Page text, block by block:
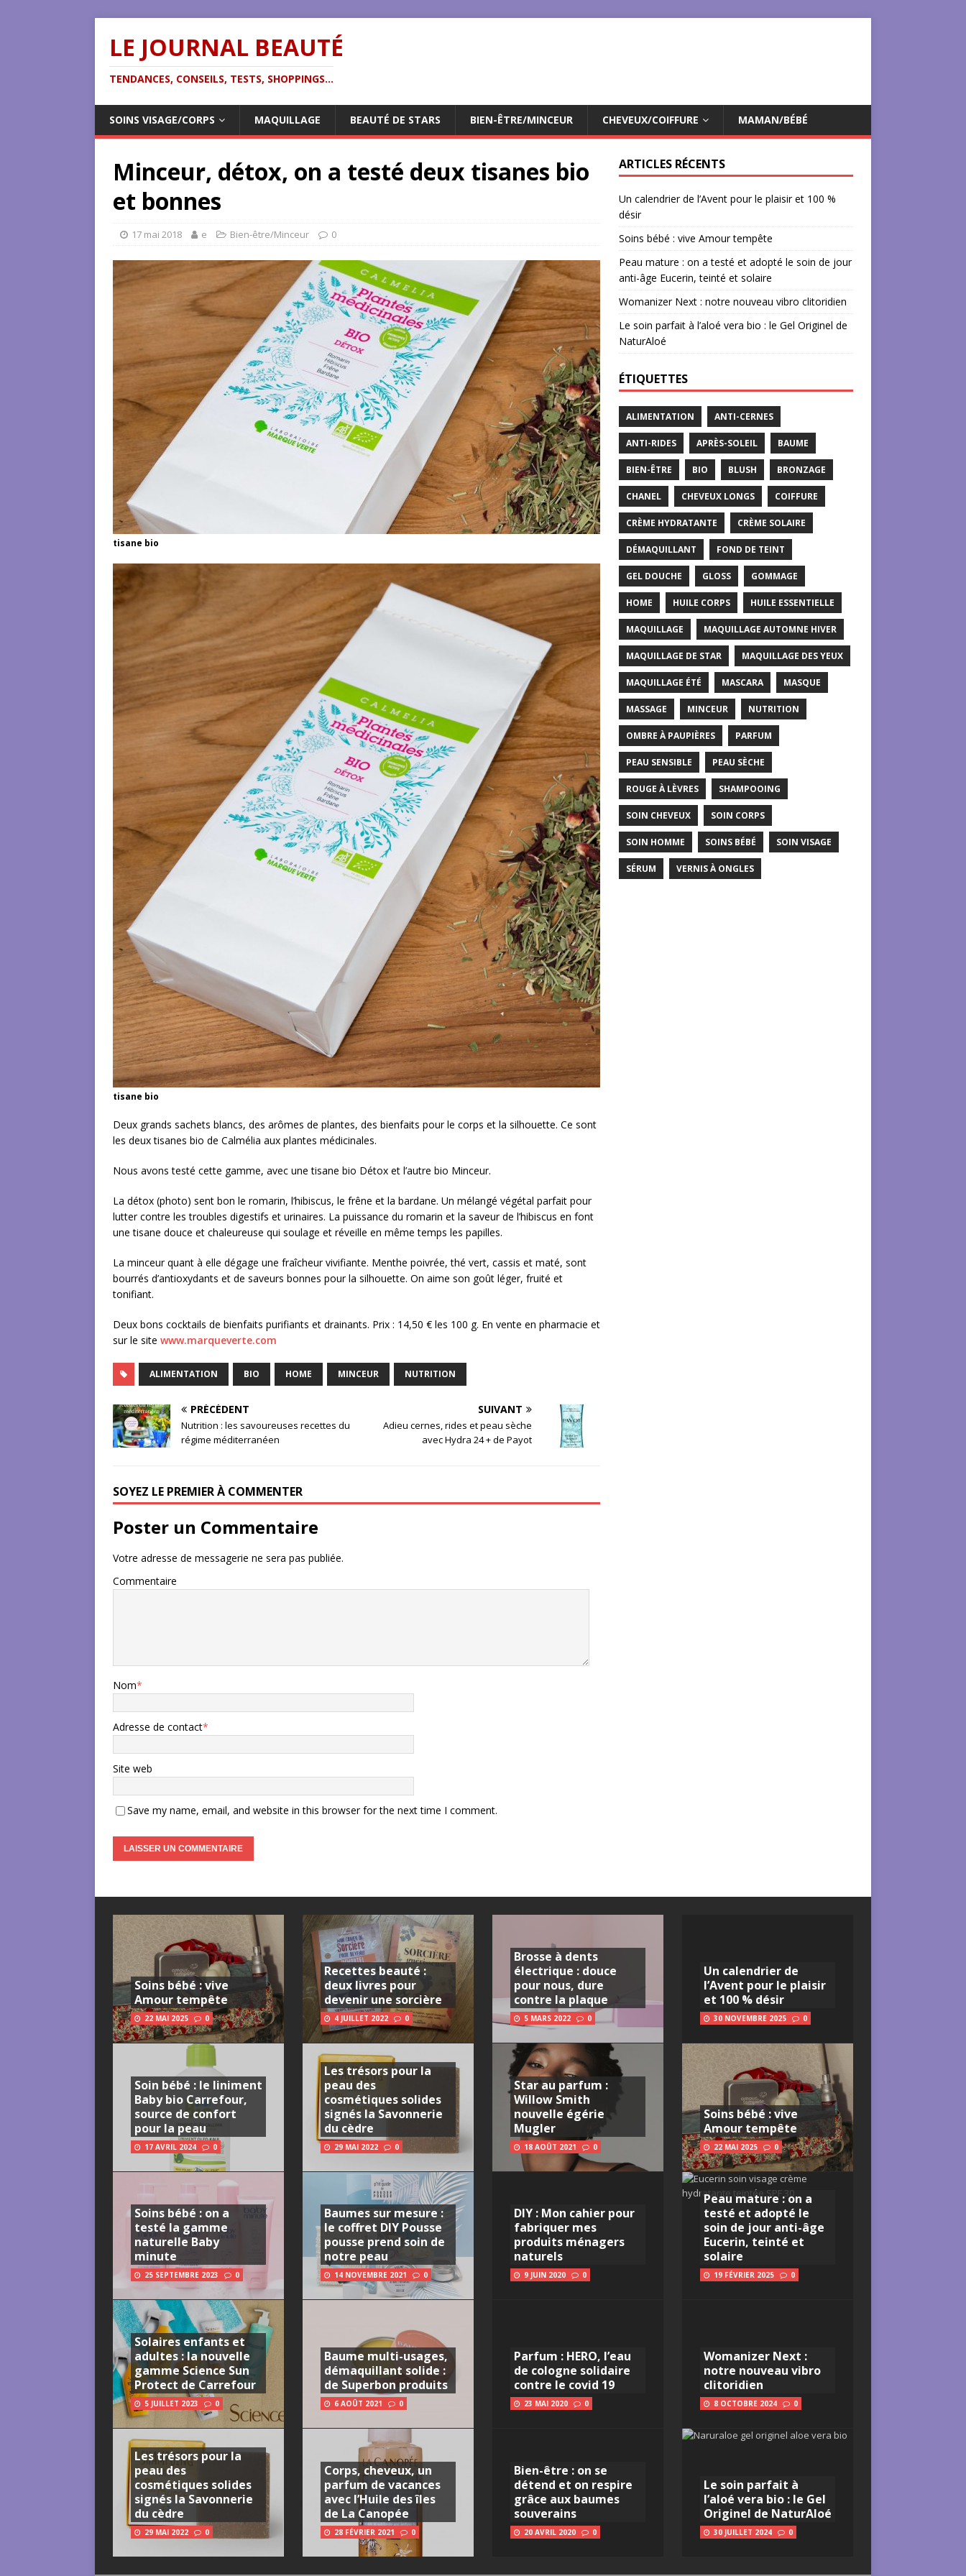
LE JOURNAL BEAUTÉ
TENDANCES, CONSEILS, TESTS, SHOPPINGS...
SOINS VISAGE/CORPS MAQUILLAGE BEAUTÉ DE STARS BIEN-ÊTRE/MINCEUR CHEVEUX/COIFFURE MAMAN/BÉBÉ
Minceur, détox, on a testé deux tisanes bio
et bonnes
17 mai 2018 e Bien-être/Minceur 0
tisane bio
tisane bio
Deux grands sachets blancs, des arômes de plantes, des bienfaits pour le corps et la silhouette. Ce sont
les deux tisanes bio de Calmélia aux plantes médicinales.
Nous avons testé cette gamme, avec une tisane bio Détox et l’autre bio Minceur.
La détox (photo) sent bon le romarin, l’hibiscus, le frêne et la bardane. Un mélangé végétal parfait pour
lutter contre les troubles digestifs et urinaires. La puissance du romarin et la saveur de l’hibiscus en font
une tisane douce et chaleureuse qui soulage et réveille en même temps les papilles.
La minceur quant à elle dégage une fraîcheur vivifiante. Menthe poivrée, thé vert, cassis et maté, sont
bourrés d’antioxydants et de saveurs bonnes pour la silhouette. On aime son goût léger, fruité et
tonifiant.
Deux bons cocktails de bienfaits purifiants et drainants. Prix : 14,50 € les 100 g. En vente en pharmacie et
sur le site www.marqueverte.com
ALIMENTATION BIO HOME MINCEUR NUTRITION
PRÉCÉDENT
Nutrition : les savoureuses recettes du
régime méditerranéen
SUIVANT
Adieu cernes, rides et peau sèche
avec Hydra 24 + de Payot
SOYEZ LE PREMIER À COMMENTER
Poster un Commentaire
Votre adresse de messagerie ne sera pas publiée.
Commentaire
Nom*
Adresse de contact*
Site web
Save my name, email, and website in this browser for the next time I comment.
ARTICLES RÉCENTS
Un calendrier de l’Avent pour le plaisir et 100 %
désir
Soins bébé : vive Amour tempête
Peau mature : on a testé et adopté le soin de jour
anti-âge Eucerin, teinté et solaire
Womanizer Next : notre nouveau vibro clitoridien
Le soin parfait à l’aloé vera bio : le Gel Originel de
NaturAloé
ÉTIQUETTES
ALIMENTATION ANTI-CERNES
ANTI-RIDES APRÈS-SOLEIL BAUME
BIEN-ÊTRE BIO BLUSH BRONZAGE
CHANEL CHEVEUX LONGS COIFFURE
CRÈME HYDRATANTE CRÈME SOLAIRE
DÉMAQUILLANT FOND DE TEINT
GEL DOUCHE GLOSS GOMMAGE
HOME HUILE CORPS HUILE ESSENTIELLE
MAQUILLAGE MAQUILLAGE AUTOMNE HIVER
MAQUILLAGE DE STAR MAQUILLAGE DES YEUX
MAQUILLAGE ÉTÉ MASCARA MASQUE
MASSAGE MINCEUR NUTRITION
OMBRE À PAUPIÈRES PARFUM
PEAU SENSIBLE PEAU SÈCHE
ROUGE À LÈVRES SHAMPOOING
SOIN CHEVEUX SOIN CORPS
SOIN HOMME SOINS BÉBÉ SOIN VISAGE
SÉRUM VERNIS À ONGLES
Soins bébé : vive
Amour tempête
22 MAI 2025 0
Soin bébé : le liniment
Baby bio Carrefour,
source de confort
pour la peau
17 AVRIL 2024 0
Soins bébé : on a
testé la gamme
naturelle Baby
minute
25 SEPTEMBRE 2023 0
Solaires enfants et
adultes : la nouvelle
gamme Science Sun
Protect de Carrefour
5 JUILLET 2023 0
Les trésors pour la
peau des
cosmétiques solides
signés la Savonnerie
du cèdre
29 MAI 2022 0
Recettes beauté :
deux livres pour
devenir une sorcière
4 JUILLET 2022 0
Les trésors pour la
peau des
cosmétiques solides
signés la Savonnerie
du cèdre
29 MAI 2022 0
Baumes sur mesure :
le coffret DIY Pousse
pousse prend soin de
notre peau
14 NOVEMBRE 2021 0
Baume multi-usages,
démaquillant solide :
de Superbon produits
6 AOÛT 2021 0
Corps, cheveux, un
parfum de vacances
avec l’Huile des îles
de La Canopée
28 FÉVRIER 2021 0
Brosse à dents
électrique : douce
pour nous, dure
contre la plaque
5 MARS 2022 0
Star au parfum :
Willow Smith
nouvelle égérie
Mugler
18 AOÛT 2021 0
DIY : Mon cahier pour
fabriquer mes
produits ménagers
naturels
9 JUIN 2020 0
Parfum : HERO, l’eau
de cologne solidaire
contre le covid 19
23 MAI 2020 0
Bien-être : on se
détend et on respire
grâce aux baumes
souverains
20 AVRIL 2020 0
Un calendrier de
l’Avent pour le plaisir
et 100 % désir
30 NOVEMBRE 2025 0
Soins bébé : vive
Amour tempête
22 MAI 2025 0
Peau mature : on a
testé et adopté le
soin de jour anti-âge
Eucerin, teinté et
solaire
19 FÉVRIER 2025 0
Womanizer Next :
notre nouveau vibro
clitoridien
8 OCTOBRE 2024 0
Le soin parfait à
l’aloé vera bio : le Gel
Originel de NaturAloé
30 JUILLET 2024 0